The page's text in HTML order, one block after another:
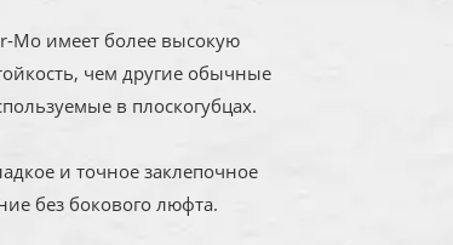
Mo имеет более высокую
чем другие обычные
в плоскогубцах.
и точное заклепочное
без бокового люфта.